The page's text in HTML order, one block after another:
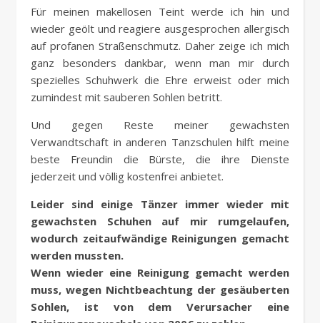
Für meinen makellosen Teint werde ich hin und
wieder geölt und reagiere ausgesprochen allergisch
auf profanen Straßenschmutz. Daher zeige ich mich
ganz besonders dankbar, wenn man mir durch
spezielles Schuhwerk die Ehre erweist oder mich
zumindest mit sauberen Sohlen betritt.
Und gegen Reste meiner gewachsten
Verwandtschaft in anderen Tanzschulen hilft meine
beste Freundin die Bürste, die ihre Dienste
jederzeit und völlig kostenfrei anbietet.
Leider sind einige Tänzer immer wieder mit
gewachsten Schuhen auf mir rumgelaufen,
wodurch zeitaufwändige Reinigungen gemacht
werden mussten.
Wenn wieder eine Reinigung gemacht werden
muss, wegen Nichtbeachtung der gesäuberten
Sohlen, ist von dem Verursacher eine